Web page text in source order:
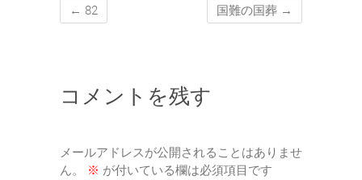
← 82 国難の国葬 →
コメントを残す
メールアドレスが公開されることはありませ
ん。
※ が付いている欄は必須項目です